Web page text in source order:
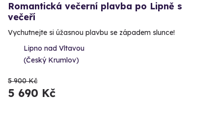
Romantická večerní plavba po Lipně s
večeří
Vychutnejte si úžasnou plavbu se západem slunce!
Lipno nad Vltavou
(Český Krumlov)
5 900 Kč
5 690 Kč